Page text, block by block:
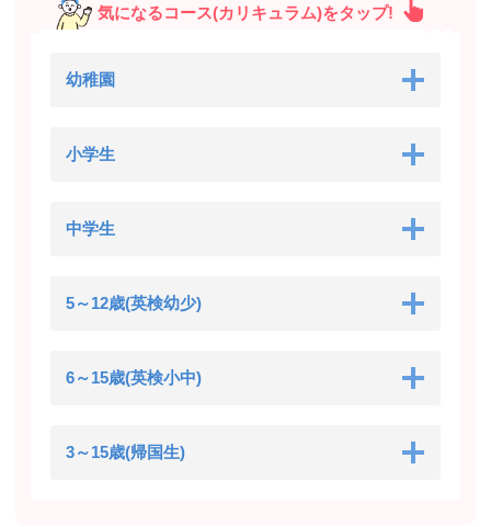
気になるコース(カリキュラム)をタップ!
幼稚園
小学生
中学生
5～12歳(英検幼少)
6～15歳(英検小中)
3～15歳(帰国生)